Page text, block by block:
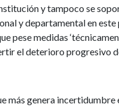
y tampoco se
y departamental en
pese medidas
el deterioro progresivo
más genera